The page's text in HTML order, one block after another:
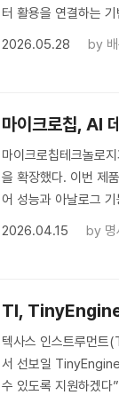
터 활용을 연결하는
2026.05.28
by
마이크로칩, AI
마이크로칩테크놀로
을 확장했다. 이번 제
어 성능과 아날로그
2026.04.15
by
TI,
텍사스 인스트루먼
서 선보일
수 있도록 지원하겠